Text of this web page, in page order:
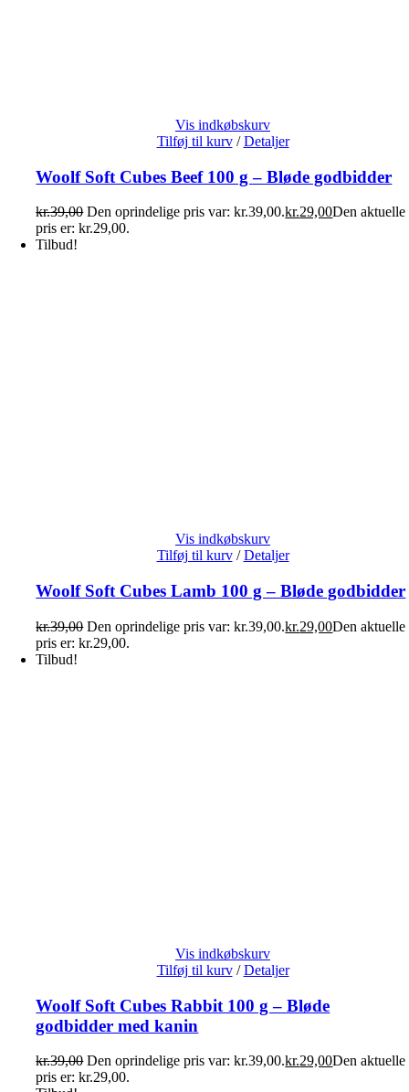
Vis indkøbskurv
Tilføj til kurv / Detaljer
Woolf Soft Cubes Beef 100 g – Bløde godbidder
kr.39,00 Den oprindelige pris var: kr.39,00.kr.29,00Den aktuelle
pris er: kr.29,00.
Tilbud!
Vis indkøbskurv
Tilføj til kurv / Detaljer
Woolf Soft Cubes Lamb 100 g – Bløde godbidder
kr.39,00 Den oprindelige pris var: kr.39,00.kr.29,00Den aktuelle
pris er: kr.29,00.
Tilbud!
Vis indkøbskurv
Tilføj til kurv / Detaljer
Woolf Soft Cubes Rabbit 100 g – Bløde
godbidder med kanin
kr.39,00 Den oprindelige pris var: kr.39,00.kr.29,00Den aktuelle
pris er: kr.29,00.